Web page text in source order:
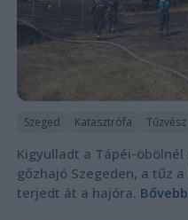
Szeged Katasztrófa Tűzvész
Kigyulladt a Tápéi-
gőzhajó Szegeden, a tűz
terjedt át a hajóra.